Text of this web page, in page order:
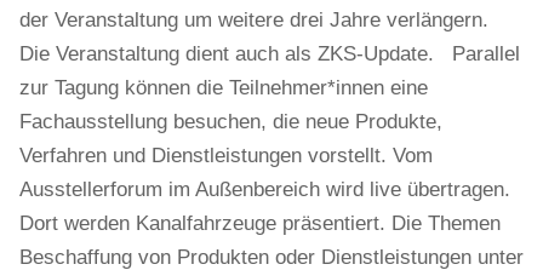
der Veranstaltung um weitere drei Jahre verlängern.
Die Veranstaltung dient auch als ZKS-Update. Parallel
zur Tagung können die Teilnehmer*innen eine
Fachausstellung besuchen, die neue Produkte,
Verfahren und Dienstleistungen vorstellt. Vom
Ausstellerforum im Außenbereich wird live übertragen.
Dort werden Kanalfahrzeuge präsentiert. Die Themen
Beschaffung von Produkten oder Dienstleistungen unter